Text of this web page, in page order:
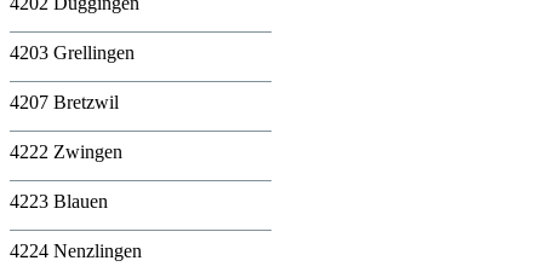
4203 Grellingen
4207 Bretzwil
4222 Zwingen
4223 Blauen
4224 Nenzlingen